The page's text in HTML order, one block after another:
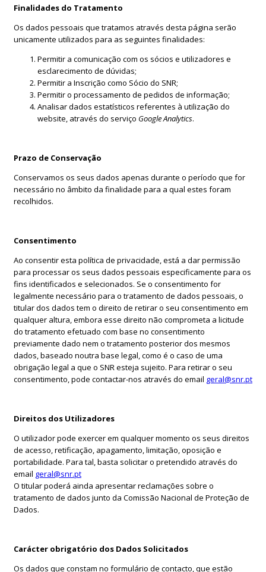
Finalidades do Tratamento
Os dados pessoais que tratamos através desta página serão
unicamente utilizados para as seguintes finalidades:
Permitir a comunicação com os sócios e utilizadores e
esclarecimento de dúvidas;
Permitir a Inscrição como Sócio do SNR;
Permitir o processamento de pedidos de informação;
Analisar dados estatísticos referentes à utilização do
website, através do serviço Google Analytics.
Prazo de Conservação
Conservamos os seus dados apenas durante o período que for
necessário no âmbito da finalidade para a qual estes foram
recolhidos.
Consentimento
Ao consentir esta política de privacidade, está a dar permissão
para processar os seus dados pessoais especificamente para os
fins identificados e selecionados. Se o consentimento for
legalmente necessário para o tratamento de dados pessoais, o
titular dos dados tem o direito de retirar o seu consentimento em
qualquer altura, embora esse direito não comprometa a licitude
do tratamento efetuado com base no consentimento
previamente dado nem o tratamento posterior dos mesmos
dados, baseado noutra base legal, como é o caso de uma
obrigação legal a que o SNR esteja sujeito. Para retirar o seu
consentimento, pode contactar-nos através do email geral@snr.pt
Direitos dos Utilizadores
O utilizador pode exercer em qualquer momento os seus direitos
de acesso, retificação, apagamento, limitação, oposição e
portabilidade. Para tal, basta solicitar o pretendido através do
email geral@snr.pt
O titular poderá ainda apresentar reclamações sobre o
tratamento de dados junto da Comissão Nacional de Proteção de
Dados.
Carácter obrigatório dos Dados Solicitados
Os dados que constam no formulário de contacto, que estão